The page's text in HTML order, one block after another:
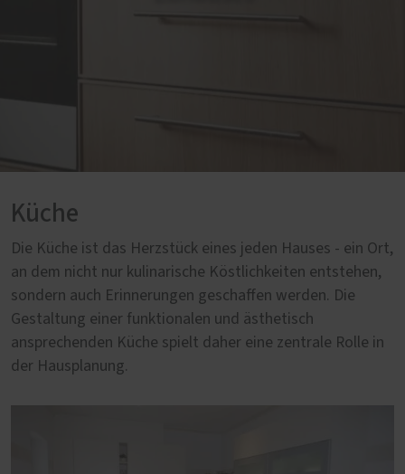
Küche
Die Küche ist das Herzstück eines jeden Hauses - ein Ort,
an dem nicht nur kulinarische Köstlichkeiten entstehen,
sondern auch Erinnerungen geschaffen werden. Die
Gestaltung einer funktionalen und ästhetisch
ansprechenden Küche spielt daher eine zentrale Rolle in
der Hausplanung.